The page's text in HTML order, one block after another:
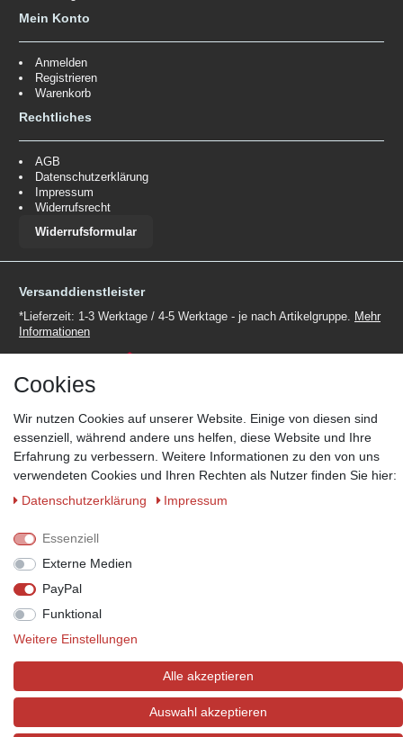
Mein Konto
Anmelden
Registrieren
Warenkorb
Rechtliches
AGB
Datenschutzerklärung
Impressum
Widerrufsrecht
Widerrufsformular
Versanddienstleister
*Lieferzeit: 1-3 Werktage / 4-5 Werktage - je nach Artikelgruppe. Mehr
Informationen
Zahlungsmöglichkeiten
Wir behalten uns das Recht vor im Einzelfall bestimmte
© Copyright 2026 Marabella´s | Alle Rechte vorbehalten. | Grundpreise
siehe Artikeldetails.
Cookies
Wir nutzen Cookies auf unserer Website. Einige von diesen sind
essenziell, während andere uns helfen, diese Website und Ihre
Erfahrung zu verbessern. Weitere Informationen zu den von uns
verwendeten Cookies und Ihren Rechten als Nutzer finden Sie hier:
Daten­schutz­erklärung
Impressum
Essenziell
Externe Medien
PayPal
Funktional
Weitere Einstellungen
Alle akzeptieren
Auswahl akzeptieren